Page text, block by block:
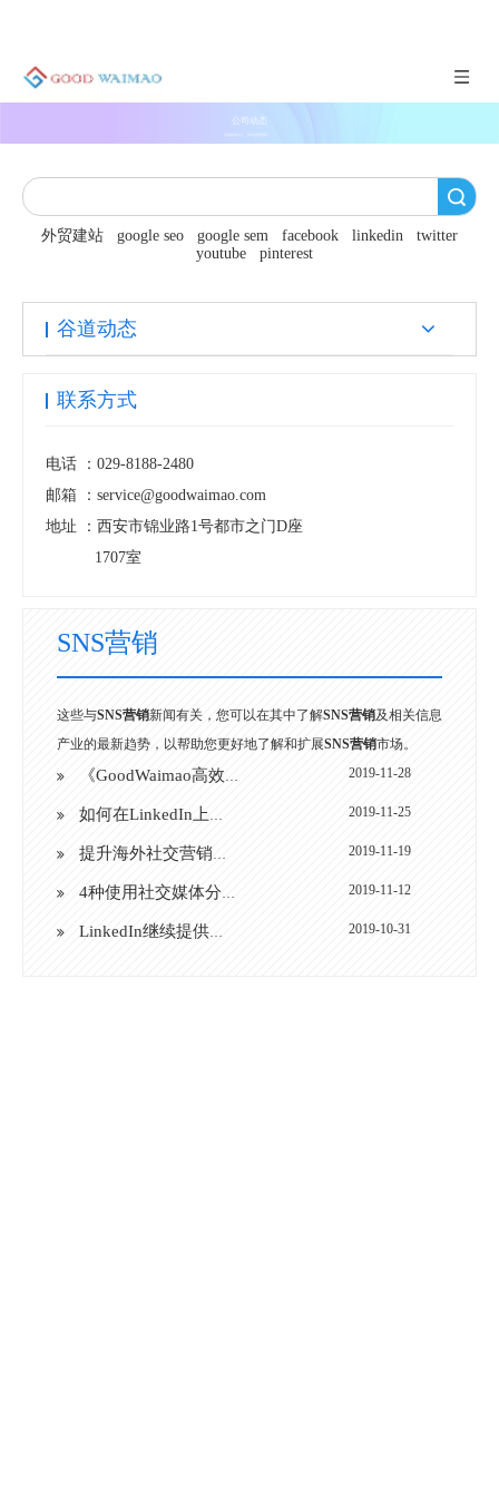
公司动态
外贸建站 google seo google sem facebook linkedin
twitter
youtube
pinterest
谷道动态
联系方式
电话 ： 029-8188-2480
邮箱 ： service@goodwaimao.com
地址 ： 西安市锦业路1号都市之门D座
1707室
SNS营销
这些与SNS营销新闻有关，您可以在其中了解SNS营销及相关信息
产业的最新趋势，以帮助您更好地了解和扩展SNS营销市场。
《GoodWaimao高效能询盘转化之破冰行动》分享会圆满结束 2019-11-28
如何在LinkedIn上扩大企业的影响力 2019-11-25
提升海外社交营销的5个策略 2019-11-19
4种使用社交媒体分析来更大程度地提高品牌在线影响力的方法 2019-11-12
LinkedIn继续提供更多功能的社交媒体时代来临 2019-10-31